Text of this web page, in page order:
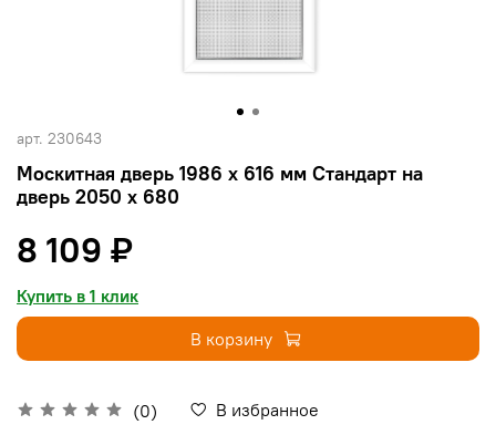
арт. 230643
Москитная дверь 1986 х 616 мм Стандарт на
дверь 2050 х 680
(0)
В избранное
8 109 ₽
Купить в 1 клик
В корзину